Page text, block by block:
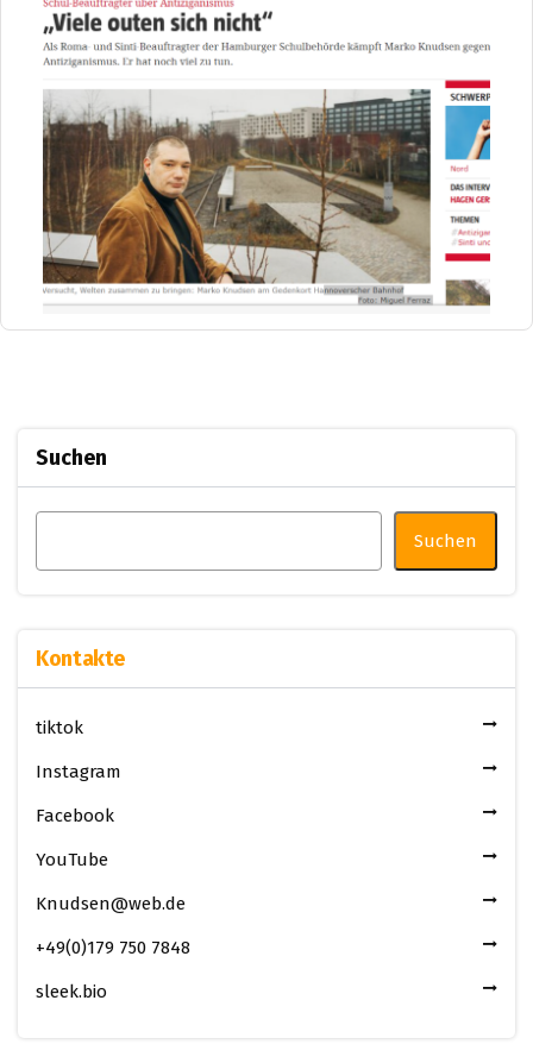
Suchen
Suchen
Kontakte
tiktok
Instagram
Facebook
YouTube
Knudsen@web.de
+49(0)179 750 7848
sleek.bio